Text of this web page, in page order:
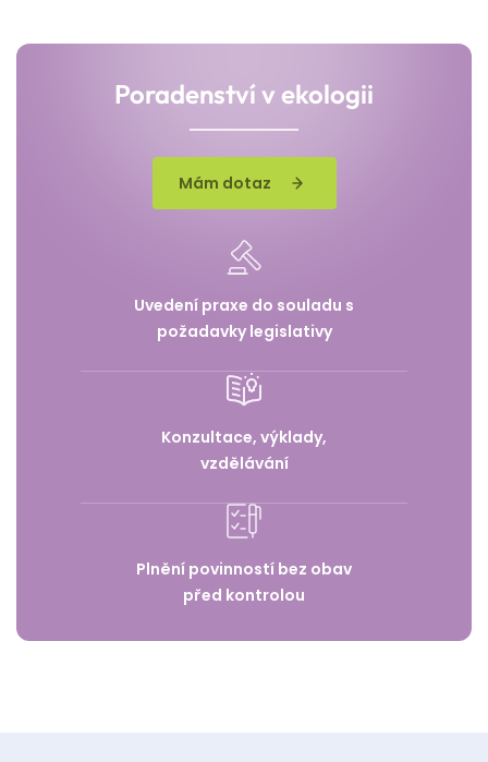
Poradenství v ekologii
Mám dotaz
Uvedení praxe do souladu s
požadavky legislativy
Konzultace, výklady,
vzdělávání
Plnění povinností bez obav
před kontrolou